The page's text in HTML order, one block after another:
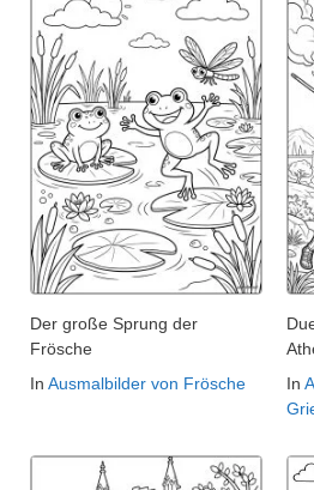
Der große Sprung der
Frösche
In Ausmalbilder von Frösche
In